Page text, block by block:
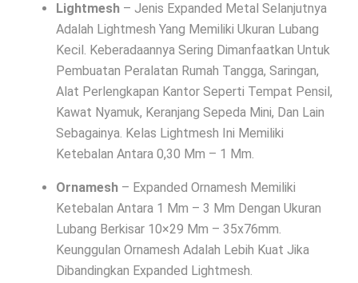
Lightmesh – Jenis Expanded Metal Selanjutnya
Adalah Lightmesh Yang Memiliki Ukuran Lubang
Kecil. Keberadaannya Sering Dimanfaatkan Untuk
Pembuatan Peralatan Rumah Tangga, Saringan,
Alat Perlengkapan Kantor Seperti Tempat Pensil,
Kawat Nyamuk, Keranjang Sepeda Mini, Dan Lain
Sebagainya. Kelas Lightmesh Ini Memiliki
Ketebalan Antara 0,30 Mm – 1 Mm.
Ornamesh – Expanded Ornamesh Memiliki
Ketebalan Antara 1 Mm – 3 Mm Dengan Ukuran
Lubang Berkisar 10×29 Mm – 35x76mm.
Keunggulan Ornamesh Adalah Lebih Kuat Jika
Dibandingkan Expanded Lightmesh.